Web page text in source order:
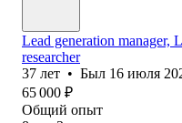
Lead generation manager,
researcher
37 лет • Был 16 июля
65 000 ₽
Общий опыт